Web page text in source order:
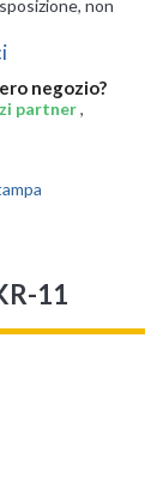
non
negozio?
partner,
11